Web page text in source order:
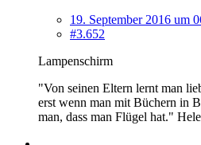
19. September 2016 um
#3.652
Lampenschirm
"Von seinen Eltern lernt man
erst wenn man mit Büchern in
man, dass man Flügel hat."